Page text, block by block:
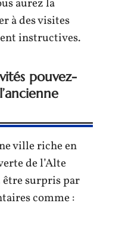
aurez la
à des visites
instructives.
pouvez-
ville riche en
de l’Alte
être surpris par
comme :